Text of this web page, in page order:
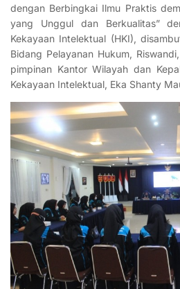
dengan Berbingkai Ilmu Praktis
yang Unggul dan Berkualitas”
Kekayaan Intelektual (HKI),
Bidang Pelayanan Hukum,
pimpinan Kantor Wilayah dan
Kekayaan Intelektual, Eka Shanty